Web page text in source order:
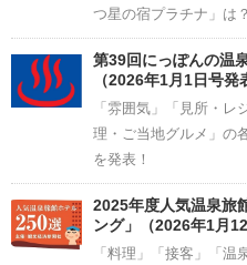
つ星の宿プラチナ」は？
第39回にっぽんの温
（2026年1月1日号発
「雰囲気」「見所・
理・ご当地グルメ」の
を発表！
2025年度人気温泉旅
ング」（2026年1月12
「料理」「接客」「